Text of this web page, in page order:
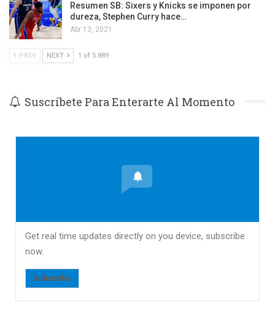
Resumen SB: Sixers y Knicks se imponen por
dureza, Stephen Curry hace…
Abr 13, 2021
PREV NEXT 1 of 5.889
Suscríbete Para Enterarte Al Momento
Get real time updates directly on you device, subscribe
now.
Subscribe